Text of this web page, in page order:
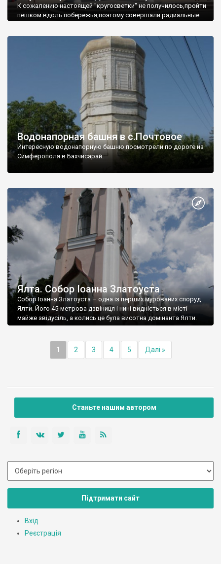
К сожалению настоящей "кругосветки" не получилось,пройти
пешком вдоль побережья,поэтому совершали радиальные
Водонапорная башня в с.Почтовое
Интересную водонапорную башню посмотрели по дороге из
Симферополя в Бахчисарай.
Ялта. Собор Іоанна Златоуста
Собор Іоанна Златоуста – одна із перших мурованих споруд
Ялти. Його 45-метрова дзвіниця і нині видніється в місті
майже звідусіль, а колись це була висотна домінанта Ялти.
1 2 3 4 5 Далі »
Станьте нашим автором
Підтримати сайт
Вхід
Реєстрація